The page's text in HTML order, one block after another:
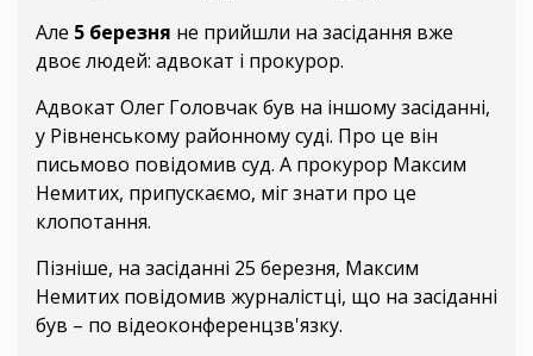
Але 5 березня не прийшли на засідання вже
двоє людей: адвокат і прокурор.
Адвокат Олег Головчак був на іншому засіданні,
у Рівненському районному суді. Про це він
письмово повідомив суд. А прокурор Максим
Немитих, припускаємо, міг знати про це
клопотання.
Пізніше, на засіданні 25 березня, Максим
Немитих повідомив журналістці, що на засіданні
був – по відеоконференцзв'язку.